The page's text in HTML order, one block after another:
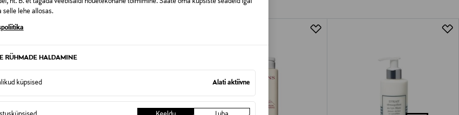
selle lehe allosas.
RÜHMADE HALDAMINE
küpsised Alati aktiivne